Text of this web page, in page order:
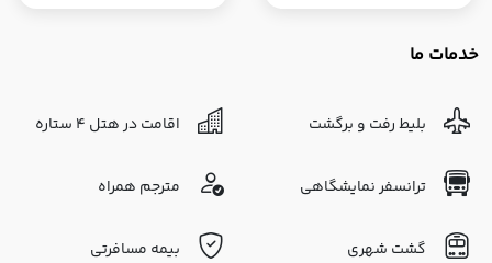
خدمات ما
بلیط رفت و برگشت اقامت در هتل 4 ستاره
ترانسفر نمایشگاهی مترجم همراه
گشت شهری بیمه مسافرتی